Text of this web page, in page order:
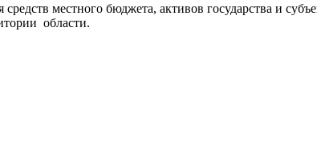
местного бюджета, активов государства и
области.